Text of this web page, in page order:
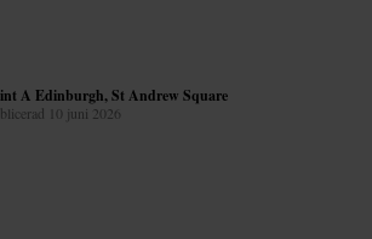
A Edinburgh, St Andrew Square
10 juni 2026